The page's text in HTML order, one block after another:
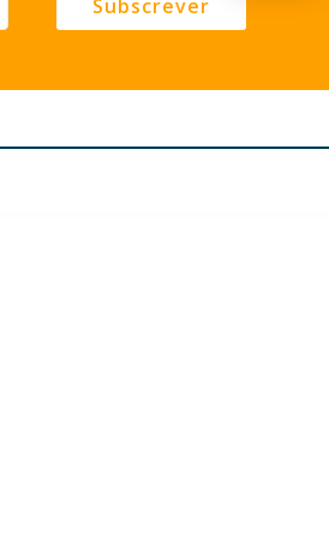
Subscrever